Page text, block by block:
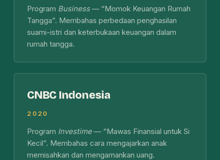
Program Business— “Momok Keuangan Rumah
Tangga”. Membahas perbedaan penghasilan
suami-istri dan keterbukaan keuangan dalam
rumah tangga.
CNBC Indonesia
2020
Program Investime— “Mawas Finansial untuk Si
Kecil”. Membahas cara mengajarkan anak
memisahkan dan mengamankan uang.